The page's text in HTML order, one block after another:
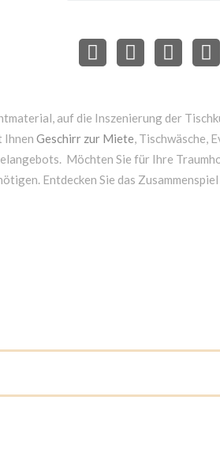
auf die Inszenierung der
Ihnen Geschirr zur Miete, Tischwäsche,
Möchten Sie für Ihre
Entdecken Sie das